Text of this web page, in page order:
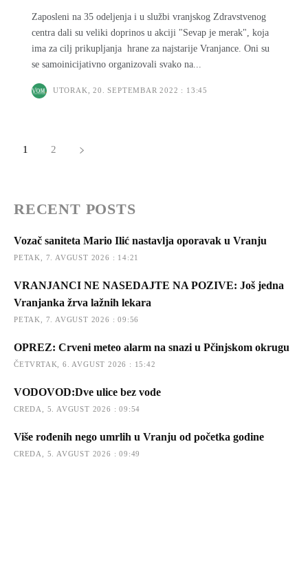
Zaposleni na 35 odeljenja i u službi vranjskog Zdravstvenog
centra dali su veliki doprinos u akciji "Sevap je merak", koja
ima za cilj prikupljanja hrane za najstarije Vranjance. Oni su
se samoinicijativno organizovali svako na...
UTORAK, 20. SEPTEMBAR 2022 : 13:45
1 2
RECENT POSTS
Vozač saniteta Mario Ilić nastavlja oporavak u Vranju
PETAK, 7. AVGUST 2026 : 14:21
VRANJANCI NE NASEDAJTE NA POZIVE: Još jedna
Vranjanka žrva lažnih lekara
PETAK, 7. AVGUST 2026 : 09:56
OPREZ: Crveni meteo alarm na snazi u Pčinjskom okrugu
ČETVRTAK, 6. AVGUST 2026 : 15:42
VODOVOD:Dve ulice bez vode
CREDA, 5. AVGUST 2026 : 09:54
Više rođenih nego umrlih u Vranju od početka godine
CREDA, 5. AVGUST 2026 : 09:49